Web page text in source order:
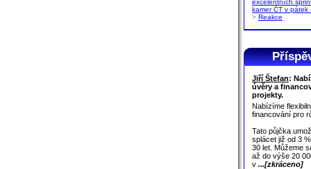
excelentních
kamer ČT v
> Reakce
Jiří Štefan:
úvěry a
projekty.
Nabízíme
financování pro
Tato půjčka
splácet již od 3
30 let. Můžeme
až do výše 20
v ...[zkráceno]